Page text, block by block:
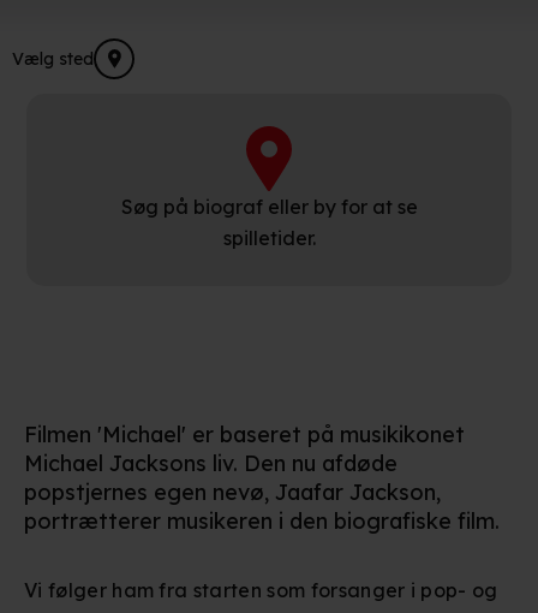
Vælg sted
Søg på biograf eller by for at se
spilletider.
Filmen 'Michael' er baseret på musikikonet
Michael Jacksons liv. Den nu afdøde
popstjernes egen nevø, Jaafar Jackson,
portrætterer musikeren i den biografiske film.
Vi følger ham fra starten som forsanger i pop- og